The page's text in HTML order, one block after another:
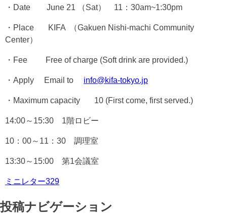
・Date June 21 （Sat） 11：30am~1:30pm
・Place KIFA （Gakuen Nishi-machi Community
Center）
・Fee Free of charge (Soft drink are provided.)
・Apply Email to info@kifa-tokyo.jp
・Maximum capacity 10 (First come, first served.)
14:00～15:30 1階ロビー
10：00～11：30 調理室
13:30～15:00 第1会議室
ミニレター329
投稿ナビゲーション